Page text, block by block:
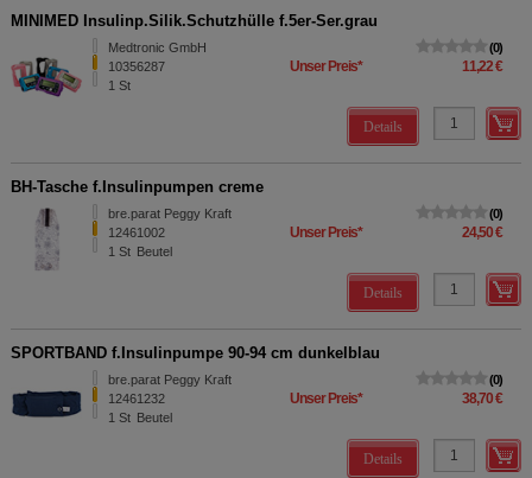
MINIMED Insulinp.Silik.Schutzhülle f.5er-Ser.grau
Medtronic GmbH
10356287
1 St
0
Unser Preis* 11,22 €
Details
BH-Tasche f.Insulinpumpen creme
bre.parat Peggy Kraft
12461002
1 St Beutel
0
Unser Preis* 24,50 €
Details
SPORTBAND f.Insulinpumpe 90-94 cm dunkelblau
bre.parat Peggy Kraft
12461232
1 St Beutel
0
Unser Preis* 38,70 €
Details